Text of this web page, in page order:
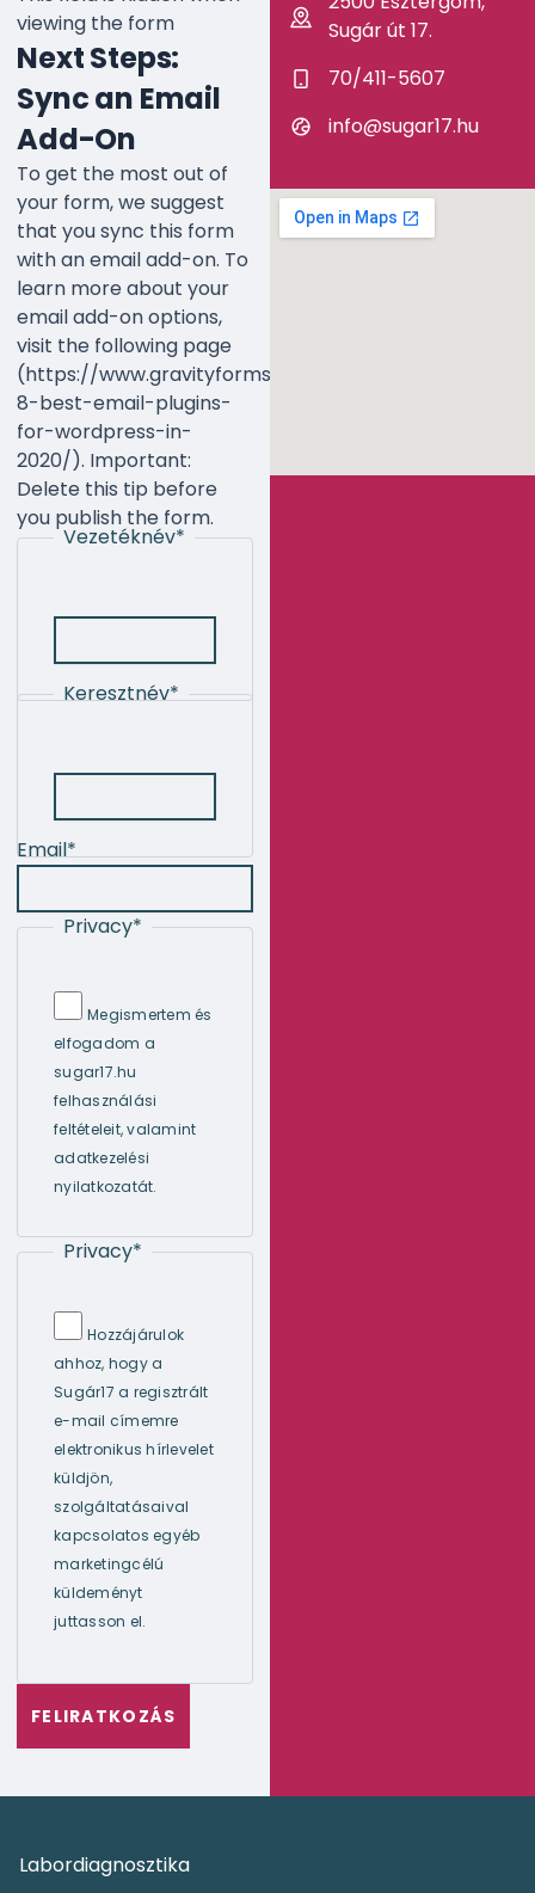
viewing the form
Next Steps:
Sync an Email
Add-On
To get the most out of
your form, we suggest
that you sync this form
with an email add-on. To
learn more about your
email add-on options,
visit the following page
(https://www.gravityforms.com/the-
8-best-email-plugins-
for-wordpress-in-
2020/). Important:
Delete this tip before
you publish the form.
Vezetéknév*
Keresztnév*
Email*
Privacy*
Megismertem és
elfogadom a
sugar17.hu
felhasználási
feltételeit, valamint
adatkezelési
nyilatkozatát.
Privacy*
Hozzájárulok
ahhoz, hogy a
Sugár17 a regisztrált
e-mail címemre
elektronikus hírlevelet
küldjön,
szolgáltatásaival
kapcsolatos egyéb
marketingcélú
küldeményt
juttasson el.
Sugár út 17.
70/411-5607
info@sugar17.hu
Labordiagnosztika